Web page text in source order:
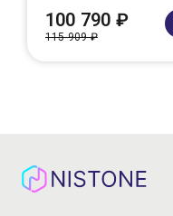
100 790 ₽
115 909 ₽